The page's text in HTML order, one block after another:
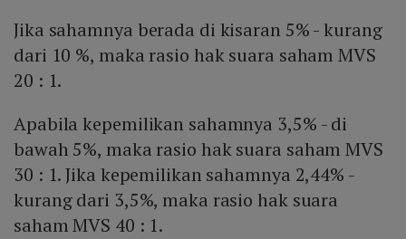
Jika sahamnya berada di kisaran 5% - kurang
dari 10 %, maka rasio hak suara saham MVS
20 : 1.
Apabila kepemilikan sahamnya 3,5% - di
bawah 5%, maka rasio hak suara saham MVS
30 : 1. Jika kepemilikan sahamnya 2,44% -
kurang dari 3,5%, maka rasio hak suara
saham MVS 40 : 1.